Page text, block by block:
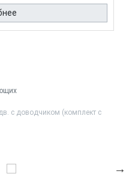
с доводчиком (комплект с